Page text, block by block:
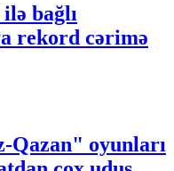
bağlı
rekord cərimə
Qazan" oyunları